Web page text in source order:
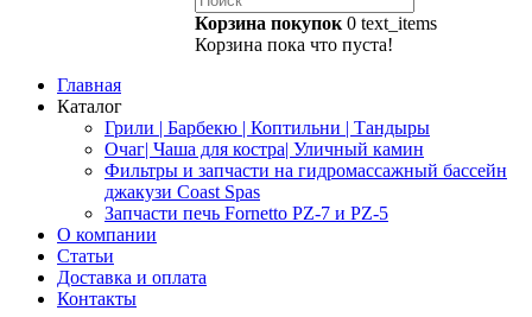
Корзина покупок 0 text_items
Корзина пока что пуста!
Главная
Каталог
Грили | Барбекю | Коптильни | Тандыры
Очаг| Чаша для костра| Уличный камин
Фильтры и запчасти на гидромассажный бассейн
джакузи Coast Spas
Запчасти печь Fornetto PZ-7 и PZ-5
О компании
Статьи
Доставка и оплата
Контакты